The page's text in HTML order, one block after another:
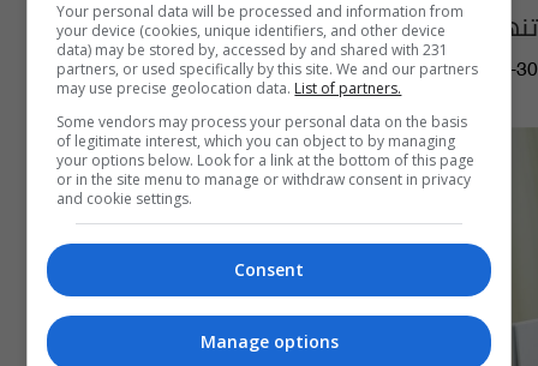
تنهي مهام توم باراك مبعوثاً خاصاً لسوريا
01:35 | 2026-05-30
Your personal data will be processed and information from
your device (cookies, unique identifiers, and other device
data) may be stored by, accessed by and shared with 231
partners, or used specifically by this site. We and our partners
may use precise geolocation data. List of partners.
Some vendors may process your personal data on the basis
of legitimate interest, which you can object to by managing
your options below. Look for a link at the bottom of this page
or in the site menu to manage or withdraw consent in privacy
and cookie settings.
Consent
Manage options